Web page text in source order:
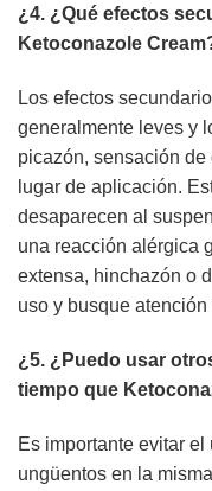
¿4. ¿Qué efectos
Ketoconazole Cream
Los efectos
generalmente leves y
picazón, sensación de
lugar de aplicación.
desaparecen al
una reacción alérgica
extensa, hinchazón o
uso y busque atención
¿5. ¿Puedo usar
tiempo que
Es importante evitar
ungüentos en la